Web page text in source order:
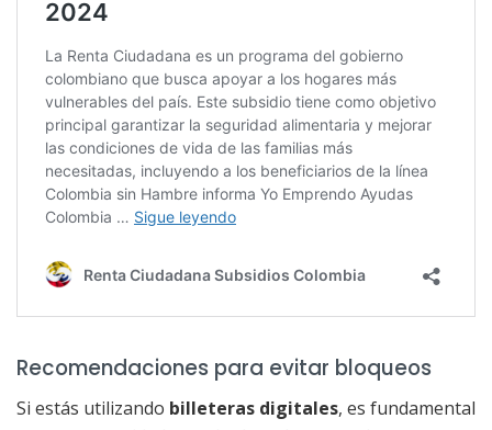
Recomendaciones para evitar bloqueos
Si estás utilizando billeteras digitales, es fundamental